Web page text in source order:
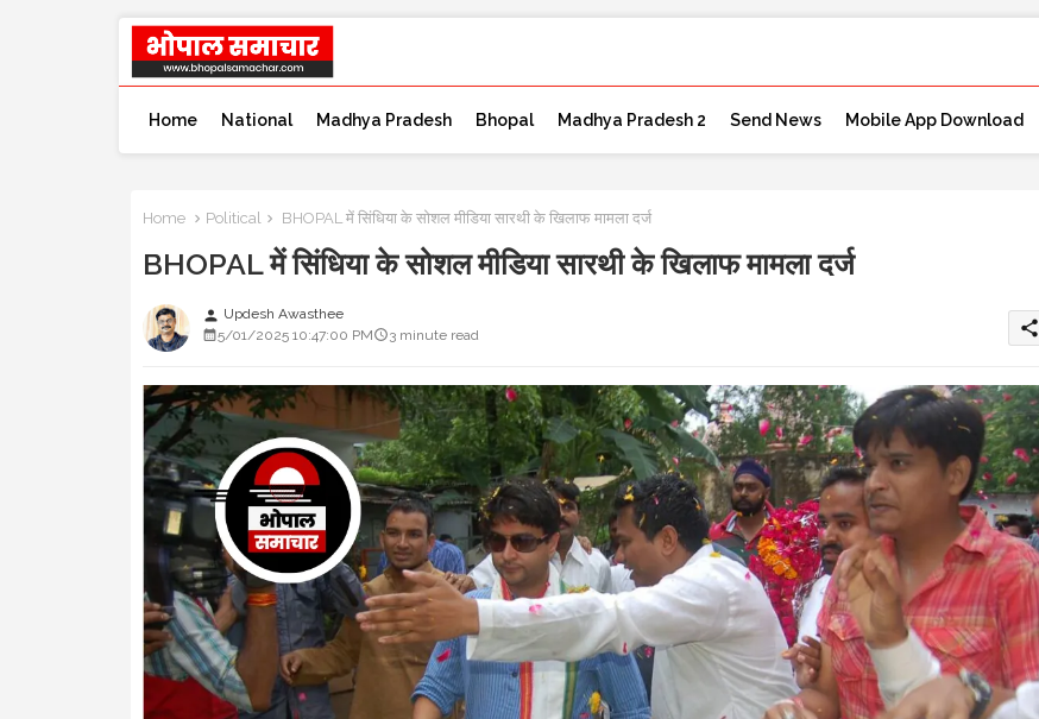
Home National Madhya Pradesh Bhopal Madhya Pradesh 2 Send News Mobile App Download
Home Political BHOPAL में सिंधिया के सोशल मीडिया सारथी के खिलाफ मामला दर्ज
BHOPAL में सिंधिया के सोशल मीडिया सारथी के खिलाफ मामला दर्ज
person Updesh Awasthee
5/01/2025 10:47:00 PM
3 minute read share